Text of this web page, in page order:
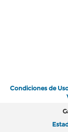
Condiciones de